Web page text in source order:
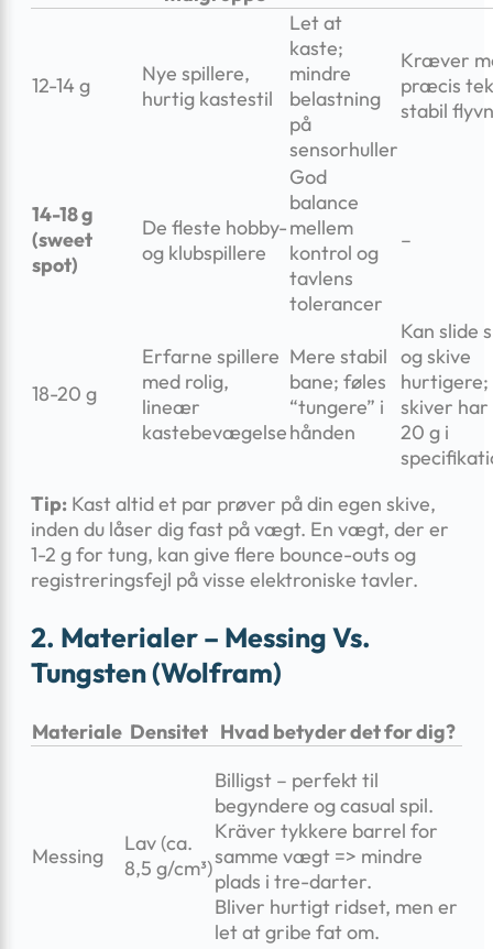
12-14 g
Nye spillere,
hurtig kastestil
Let at
kaste;
mindre
belastning
på
sensorhuller
Kræver
præcis
stabil
14-18 g
(sweet
spot)
De fleste hobby-
og klubspillere
God
balance
mellem
kontrol og
tavlens
tolerancer
–
18-20 g
Erfarne spillere
med rolig,
lineær
kastebevægelse
Mere stabil
bane; føles
“tungere” i
hånden
Kan slide
og skive
hurtigere;
skiver har
20 g i
Tip: Kast altid et par prøver på din egen skive,
inden du låser dig fast på vægt. En vægt, der er
1-2 g for tung, kan give flere bounce-outs og
registreringsfejl på visse elektroniske tavler.
2. Materialer – Messing Vs.
Tungsten (wolfram)
Materiale Densitet Hvad betyder det for dig?
Messing
Lav (ca.
8,5 g/cm³)
Billigst – perfekt til
begyndere og casual spil.
Kräver tykkere barrel for
samme vægt => mindre
plads i tre-darter.
Bliver hurtigt ridset, men er
let at gribe fat om.